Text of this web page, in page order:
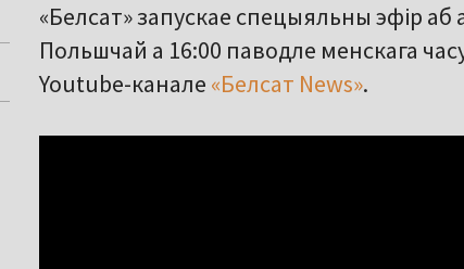
«Белсат» запускае спецыяльны эфір
Польшчай а 16:00 паводле менскага
Youtube-канале «Белсат News».